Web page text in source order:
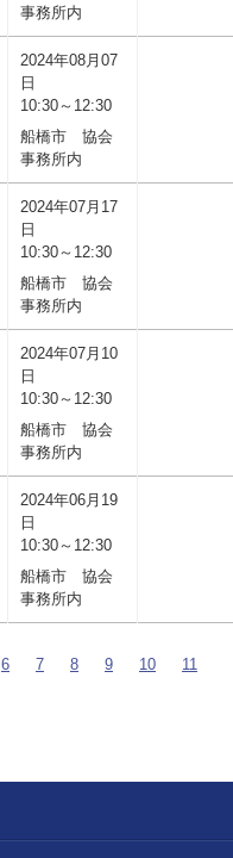
事務所内
2024年08月07
日
10:30～12:30
船橋市 協会
事務所内
2024年07月17
日
10:30～12:30
船橋市 協会
事務所内
2024年07月10
日
10:30～12:30
船橋市 協会
事務所内
2024年06月19
日
10:30～12:30
船橋市 協会
事務所内
6 7 8 9 10
11